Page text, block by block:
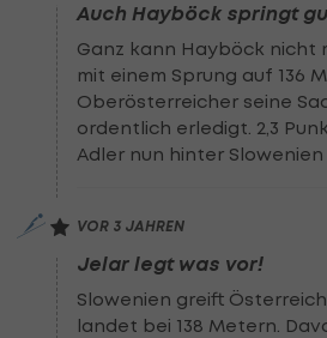
Auch Hayböck springt
Ganz kann Hayböck nicht
mit einem Sprung auf 136
Oberösterreicher seine
ordentlich erledigt. 2,3
Adler nun hinter
VOR 3 JAHREN
Jelar legt was vor!
Slowenien greift
landet bei 138 Metern.